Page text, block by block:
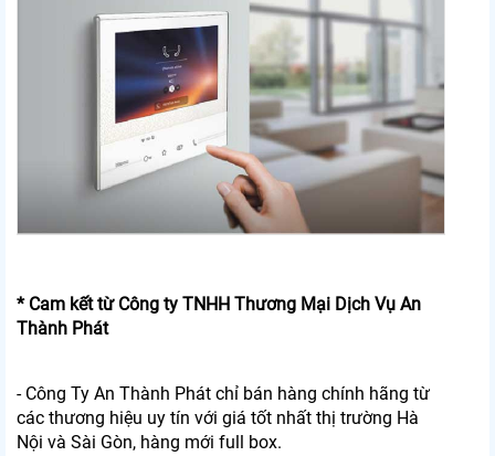
* Cam kết từ Công ty TNHH Thương Mại Dịch Vụ An
Thành Phát
- Công Ty An Thành Phát chỉ bán hàng chính hãng từ
các thương hiệu uy tín với giá tốt nhất thị trường Hà
Nội và Sài Gòn, hàng mới full box.